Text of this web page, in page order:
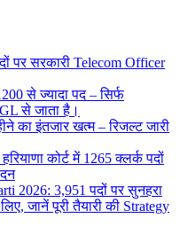
पर सरकारी Telecom Officer
से ज्यादा पद – सिर्फ
से जाता है।
का इंतजार खत्म – रिजल्ट जारी
कोर्ट में 1265 क्लर्क पदों
2026: 3,951 पदों पर सुनहरा
जानें पूरी तैयारी की Strategy